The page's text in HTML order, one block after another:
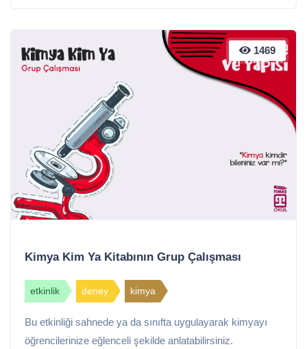
1469
Kimya Kim Ya Kitabının Grup Çalışması
etkinlik deney kimya
Bu etkinliği sahnede ya da sınıfta uygulayarak kimyayı
öğrencilerinize eğlenceli şekilde anlatabilirsiniz.